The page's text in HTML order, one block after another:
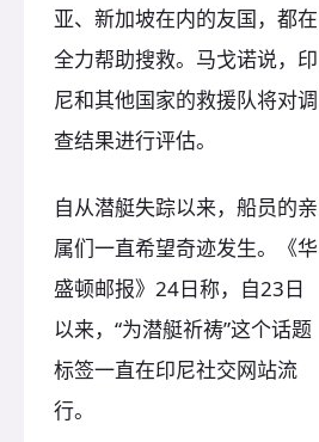
亚、新加坡在内的友国，都在
全力帮助搜救。马戈诺说，印
尼和其他国家的救援队将对调
查结果进行评估。
自从潜艇失踪以来，船员的亲
属们一直希望奇迹发生。《华
盛顿邮报》24日称，自23日
以来，“为潜艇祈祷”这个话题
标签一直在印尼社交网站流
行。